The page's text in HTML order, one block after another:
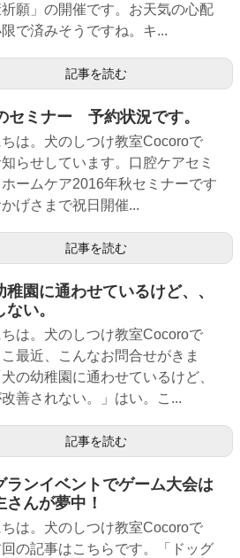
祈願」の開催です。お天気の心配
限で済みそうですね。キ...
記事を読む
セミナー 予約状況です。
ちは。犬のしつけ教室Cocoroで
らせしています。口腔ケアセミ
ームケア2016年秋セミナーです
げさまで祝日開催...
記事を読む
稚園に通わせているけど、、
い。
ちは。犬のしつけ教室Cocoroで
最近、こんなお問合せがきま
の幼稚園に通わせているけど、
善されない。」はい。こ...
記事を読む
ランイベントでゲーム大会は
さんが夢中！
ちは。犬のしつけ教室Cocoroで
の記事はこちらです。「ドッグ